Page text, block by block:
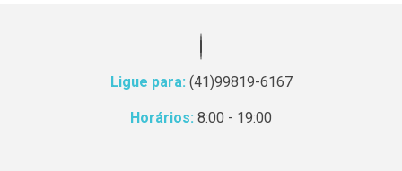
Ligue para: (41)99819-6167
Horários: 8:00 - 19:00